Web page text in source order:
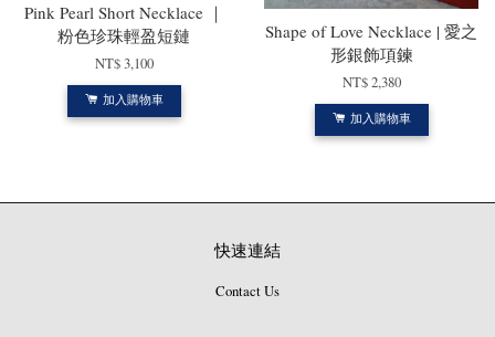
Pink Pearl Short Necklace ｜
粉色珍珠輕盈短鏈
NT$ 3,100
加入購物車
Shape of Love Necklace | 愛之
形銀飾項鍊
NT$ 2,380
加入購物車
快速連結
Contact Us